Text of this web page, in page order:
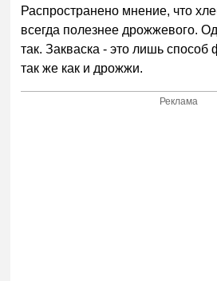
Распространено мнение, что
всегда полезнее дрожжевого.
так. Закваска - это лишь способ
так же как и дрожжи.
Реклама